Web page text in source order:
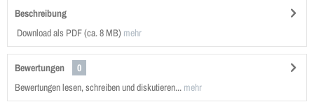
Beschreibung
Download als PDF (ca. 8 MB) mehr
Bewertungen
0
Bewertungen lesen, schreiben und diskutieren... mehr